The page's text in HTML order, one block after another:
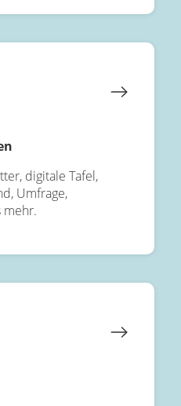
digitale Tafel,
Umfrage,
mehr.